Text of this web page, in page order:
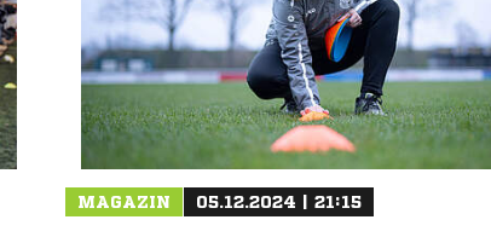
MAGAZIN 05.12.2024 | 21:15